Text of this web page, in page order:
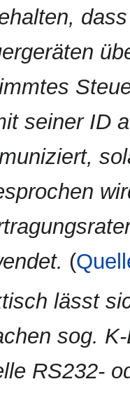
seiner ID
(
lässt
sog.
RS232-